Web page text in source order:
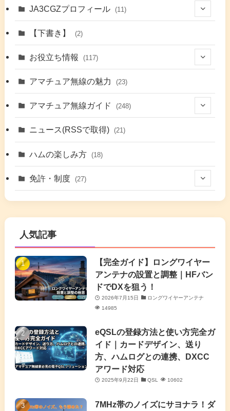
JA3CGZプロフィール (11)
(7)
【下書き】 (2)
お役立ち情報 (117)
(48)
(9)
(17)
(6)
アマチュア無線の魅力 (23)
アマチュア無線ガイド (248)
(42)
(5)
(1)
(4)
(3)
(41)
(7) (7)
(16)
(7)
(6)
(20)
(63)
(7)
(5)
(4)
(2)
(5)
ニュース(RSSで取得) (21)
ハムの楽しみ方 (18)
免許・制度 (27)
(5)
(4)
(1)
人気記事
【完全ガイド】ロングワイヤー
アンテナの設置と調整｜HFバン
ドでDXを狙う！
2026年7月15日
ロングワイヤーアンテナ
14985
eQSLの登録方法と使い方完全ガ
イド｜カードデザイン、送り
方、ハムログとの連携、DXCC
アワード対応
2025年9月22日 QSL 10602
7MHz帯のノイズにサヨナラ！ダ